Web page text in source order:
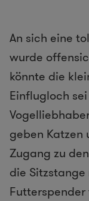
An sich eine
wurde
könnte die
Einflugloch
geben Katzen
Zugang zu
die
Futterspender